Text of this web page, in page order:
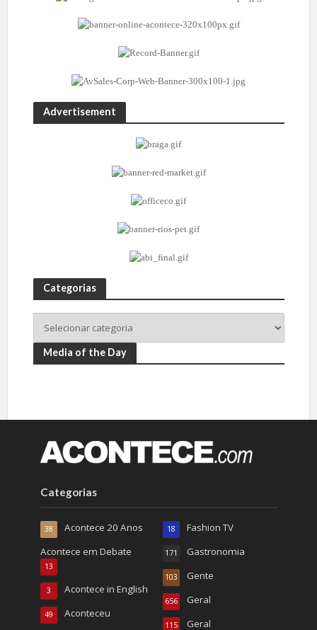
Advertisement
Categorias
Media of the Day
Categorias
Acontece 20 Anos
38
Acontece em Debate
13
Acontece in English
3
Aconteceu
49
Fashion TV
18
Gastronomia
171
Gente
103
Geral
656
Geral
115